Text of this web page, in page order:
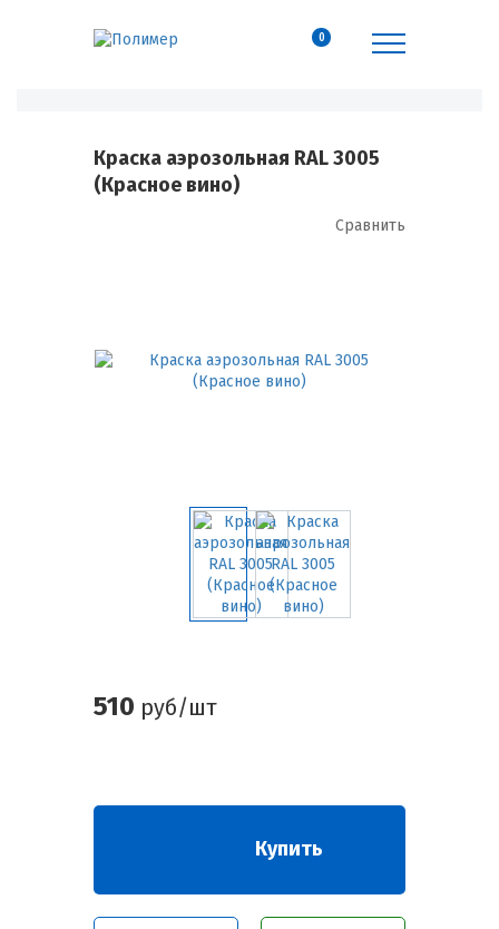
0
Краска аэрозольная RAL 3005
(Красное вино)
Сравнить
510 руб/шт
Купить